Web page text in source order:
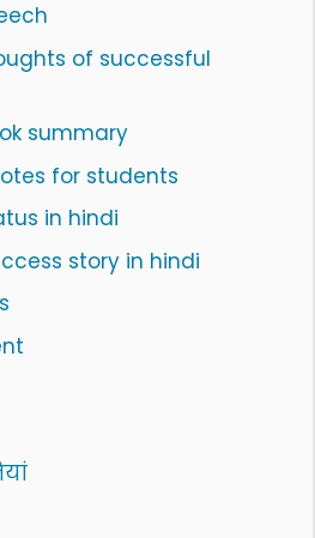
of successful
summary
for students
in hindi
story in hindi